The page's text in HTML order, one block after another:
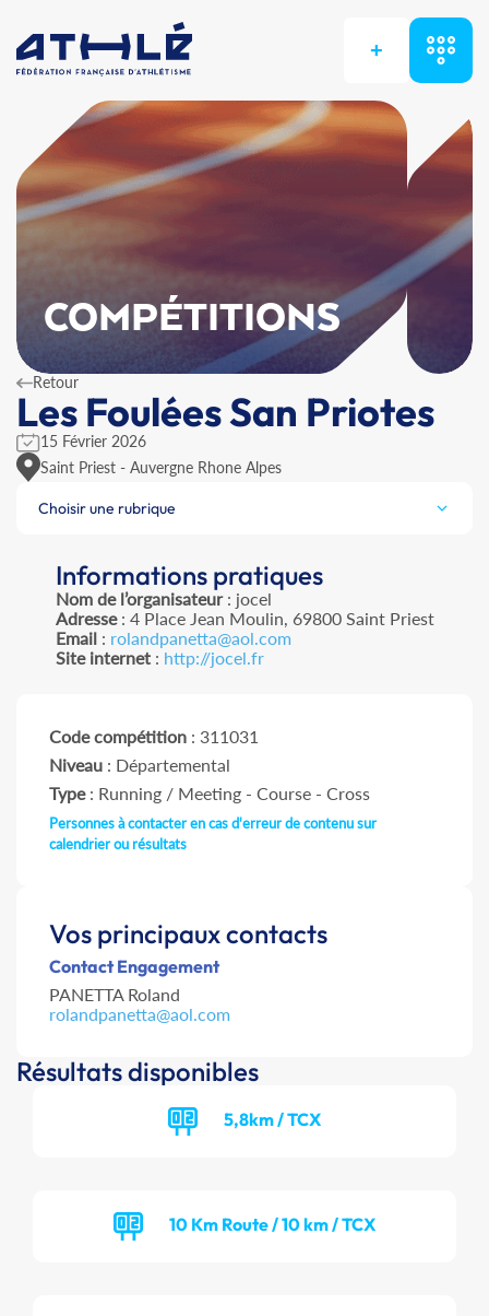
+
COMPÉTITIONS
Retour
Les Foulées San Priotes
15 Février 2026
Saint Priest - Auvergne Rhone Alpes
Choisir une rubrique
Informations pratiques
Nom de l’organisateur: jocel
Adresse: 4 Place Jean Moulin, 69800 Saint Priest
Email: rolandpanetta@aol.com
Site internet: http://jocel.fr
Code compétition : 311031
Niveau : Départemental
Type: Running / Meeting - Course - Cross
Personnes à contacter en cas d'erreur de contenu sur
calendrier ou résultats
Vos principaux contacts
Contact Engagement
PANETTA Roland
rolandpanetta@aol.com
Résultats disponibles
5,8km / TCX
10 Km Route / 10 km / TCX